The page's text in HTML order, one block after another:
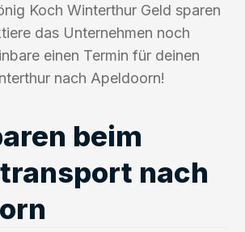
Koch Winterthur Geld sparen
das Unternehmen noch
einen Termin für deinen
nach Apeldoorn!
beim
nach